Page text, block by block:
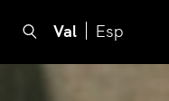
Val Esp